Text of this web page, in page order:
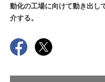
動化の工場に向けて動き出し
介する。